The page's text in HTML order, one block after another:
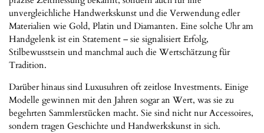
unvergleichliche Handwerkskunst und die Verwendung edler
Materialien wie Gold, Platin und Diamanten. Eine solche Uhr am
Handgelenk ist ein Statement – sie signalisiert Erfolg,
Stilbewusstsein und manchmal auch die Wertschätzung für
Tradition.
Darüber hinaus sind Luxusuhren oft zeitlose Investments. Einige
Modelle gewinnen mit den Jahren sogar an Wert, was sie zu
begehrten Sammlerstücken macht. Sie sind nicht nur Accessoires,
sondern tragen Geschichte und Handwerkskunst in sich.